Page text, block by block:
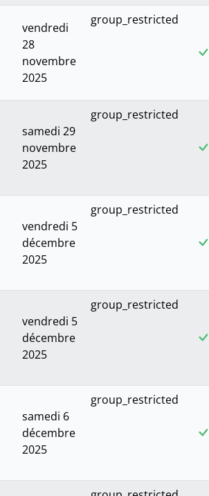
vendredi
28
novembre
2025
group_restricted
samedi 29
novembre
2025
group_restricted
vendredi 5
décembre
2025
group_restricted
vendredi 5
décembre
2025
group_restricted
samedi 6
décembre
2025
group_restricted